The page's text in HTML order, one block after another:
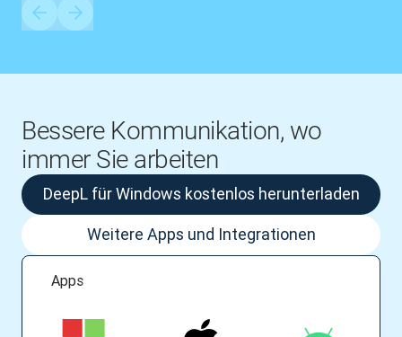
Bessere Kommunikation, wo
immer Sie arbeiten
Apps
DeepL für Windows kostenlos herunterladen
Weitere Apps und Integrationen